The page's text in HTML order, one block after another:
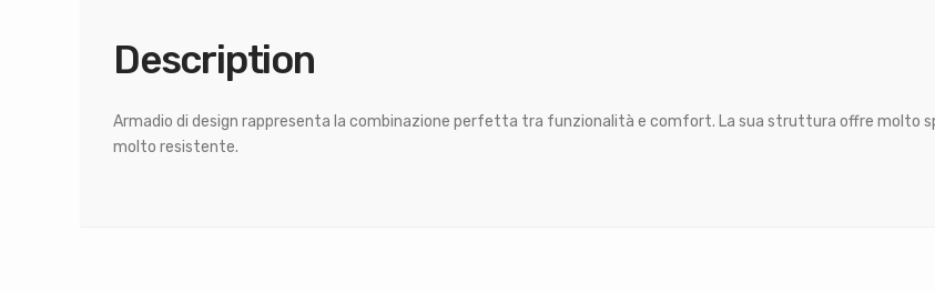
Description
Armadio di design rappresenta la combinazione perfetta tra funzionalità e comfort. La sua struttura offre molto
molto resistente.